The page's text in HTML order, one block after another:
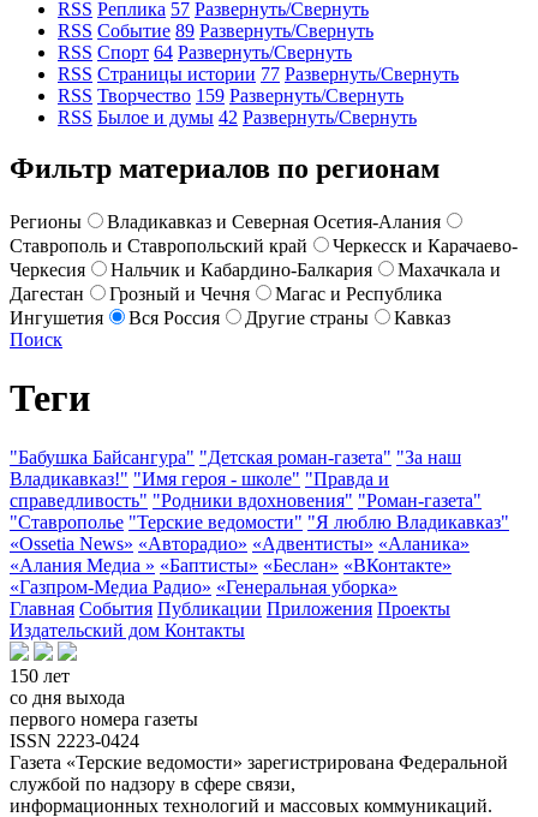
RSS Реплика 57 Развернуть/Свернуть
RSS Событие 89 Развернуть/Свернуть
RSS Спорт 64 Развернуть/Свернуть
RSS Страницы истории 77 Развернуть/Свернуть
RSS Творчество 159 Развернуть/Свернуть
RSS Былое и думы 42 Развернуть/Свернуть
Фильтр материалов по регионам
Регионы
Владикавказ и Северная Осетия-Алания
Ставрополь и Ставропольский край
Черкесск и Карачаево-
Черкесия
Нальчик и Кабардино-Балкария
Махачкала и
Дагестан
Грозный и Чечня
Магас и Республика
Ингушетия
Вся Россия Другие страны
Кавказ
Поиск
Теги
"Бабушка Байсангура" "Детская роман-газета" "За наш
Владикавказ!" "Имя героя - школе" "Правда и
справедливость" "Родники вдохновения" "Роман-газета"
"Ставрополье "Терские ведомости" "Я люблю Владикавказ"
«Ossetia News» «Авторадио» «Адвентисты» «Аланика»
«Алания Медиа » «Баптисты» «Беслан» «ВКонтакте»
«Газпром-Медиа Радио» «Генеральная уборка»
Главная События Публикации Приложения Проекты
Издательский дом Контакты
150 лет
со дня выхода
первого номера газеты
ISSN 2223-0424
Газета «Терские ведомости» зарегистрирована Федеральной
службой по надзору в сфере связи,
информационных технологий и массовых коммуникаций.